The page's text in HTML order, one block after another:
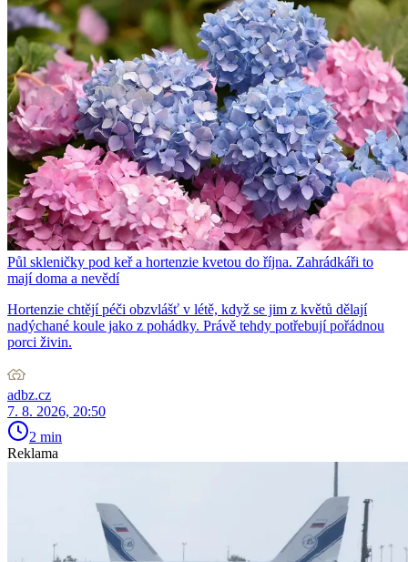
Půl skleničky pod keř a hortenzie kvetou do října. Zahrádkáři to
mají doma a nevědí
Hortenzie chtějí péči obzvlášť v létě, když se jim z květů dělají
nadýchané koule jako z pohádky. Právě tehdy potřebují pořádnou
porci živin.
adbz.cz
7. 8. 2026, 20:50
2 min
Reklama